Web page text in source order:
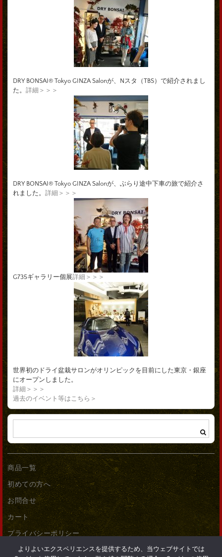
DRY BONSAI® Tokyo GINZA Salonが、Nスタ（TBS）で紹介されまし
た。 詳細＞＞＞
DRY BONSAI® Tokyo GINZA Salonが、ぶらり途中下車の旅で紹介さ
れました。 詳細＞＞＞
G735ギャラリー個展詳細＞＞＞
世界初のドライ盆栽サロンがオリンピックを目前にした東京・銀座
にオープンしました。
詳細＞＞＞
過去のイベント等はこちら＞
商品一覧
初めての方へ
お問合せ
カート
プライバシーポリシー
よりよいエクスペリエンスを提供するため、当ウェブサイトでは